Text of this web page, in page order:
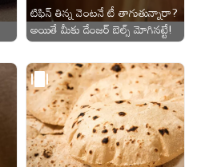
టిఫిన్ తిన్న వెంటనే టీ తాగుతున్నారా?
అయితే మీకు డేంజర్ బెల్స్ మోగినట్టే!